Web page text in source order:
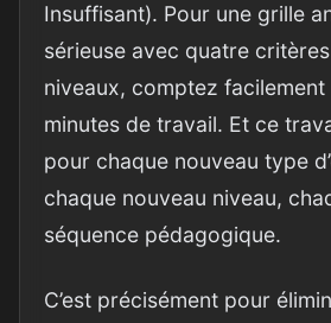
Insuffisant). Pour une grille
sérieuse avec quatre
niveaux, comptez
minutes de travail. Et ce
pour chaque nouveau type
chaque nouveau niveau,
séquence pédagogique.
C’est précisément pour